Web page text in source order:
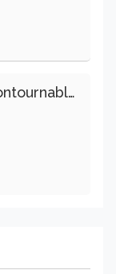
Les Clés Incontournables Pour Réussir Vos Transactions Immobilières